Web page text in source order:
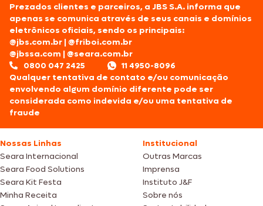
Prezados clientes e parceiros, a JBS S.A. informa que
apenas se comunica através de seus canais e domínios
eletrônicos oficiais, sendo os principais:
@jbs.com.br |@friboi.com.br
@jbssa.com |@seara.com.br
0800 047 2425
11 4950-8096
Qualquer tentativa de contato e/ou comunicação
envolvendo algum domínio diferente pode ser
considerada como indevida e/ou uma tentativa de
fraude
Nossas Linhas
Seara Internacional
Seara Food Solutions
Seara Kit Festa
Minha Receita
Institucional
Outras Marcas
Imprensa
Instituto J&F
Sobre nós